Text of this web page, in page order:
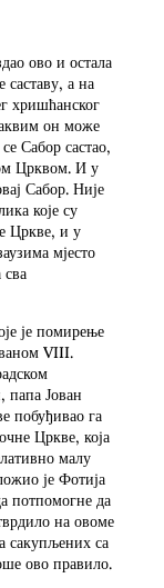
ово и остала
а на
хришћанског
он може
Сабор састао,
Црквом. И у
Сабор. Није
које су
Цркве, и у
мјесто
је помирење
VIII.
папа Јован
побуђивао га
Цркве, која
малу
је Фотија
потпомогне да
на овоме
сакупљених са
ово правило.